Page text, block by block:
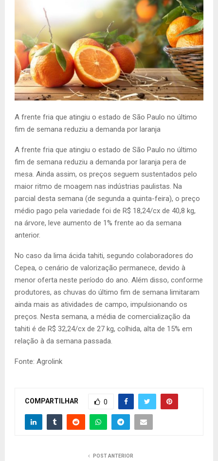
A frente fria que atingiu o estado de São Paulo no último
fim de semana reduziu a demanda por laranja
A frente fria que atingiu o estado de São Paulo no último
fim de semana reduziu a demanda por laranja pera de
mesa. Ainda assim, os preços seguem sustentados pelo
maior ritmo de moagem nas indústrias paulistas. Na
parcial desta semana (de segunda a quinta-feira), o preço
médio pago pela variedade foi de R$ 18,24/cx de 40,8 kg,
na árvore, leve aumento de 1% frente ao da semana
anterior.
No caso da lima ácida tahiti, segundo colaboradores do
Cepea, o cenário de valorização permanece, devido à
menor oferta neste período do ano. Além disso, conforme
produtores, as chuvas do último fim de semana limitaram
ainda mais as atividades de campo, impulsionando os
preços. Nesta semana, a média de comercialização da
tahiti é de R$ 32,24/cx de 27 kg, colhida, alta de 15% em
relação à da semana passada.
Fonte: Agrolink
COMPARTILHAR 0
POST ANTERIOR